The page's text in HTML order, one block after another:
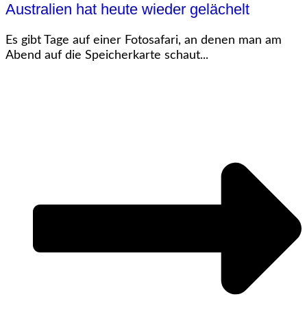
Australien hat heute wieder gelächelt
Es gibt Tage auf einer Fotosafari, an denen man am
Abend auf die Speicherkarte schaut...